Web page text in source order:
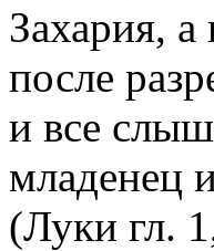
Захария,
после
и все
младенец
(Луки гл.